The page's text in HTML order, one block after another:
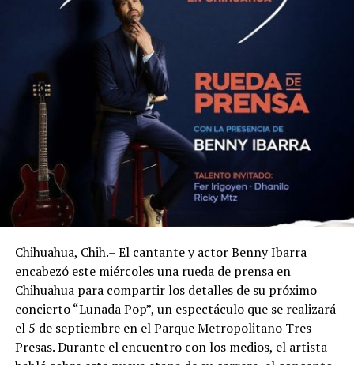
Chihuahua, Chih.– El cantante y actor Benny Ibarra
encabezó este miércoles una rueda de prensa en
Chihuahua para compartir los detalles de su próximo
concierto “Lunada Pop”, un espectáculo que se realizará
el 5 de septiembre en el Parque Metropolitano Tres
Presas. Durante el encuentro con los medios, el artista